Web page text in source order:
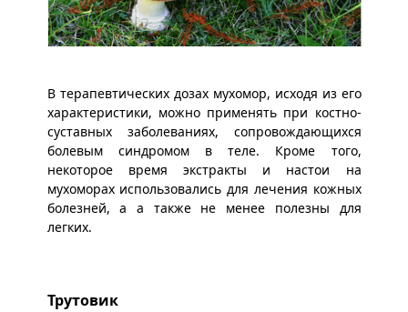
В терапевтических дозах мухомор, исходя из его
характеристики, можно применять при костно-
суставных заболеваниях, сопровождающихся
болевым синдромом в теле. Кроме того,
некоторое время экстракты и настои на
мухоморах использовались для лечения кожных
болезней, а а также не менее полезны для
легких.
Трутовик